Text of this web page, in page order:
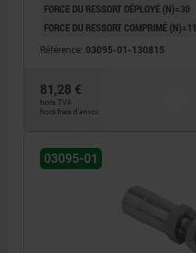
FORCE DU RESSORT DÉPLOYÉ (N)=30
FORCE DU RESSORT COMPRIMÉ (N)=11
Référence: 03095-01-130815
81,28 €
hors TVA
hors frais d’envoi
03095-01